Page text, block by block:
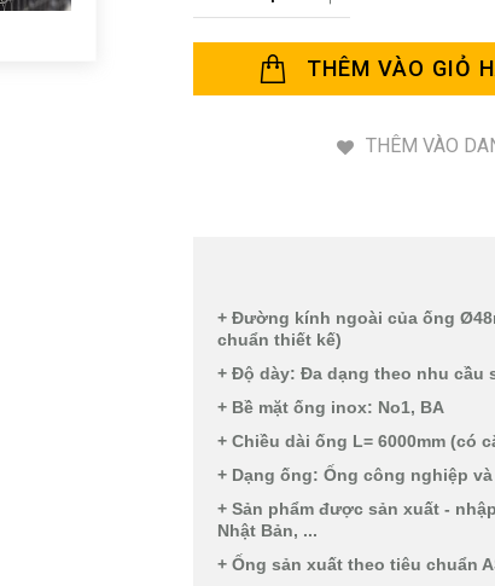
THÊM VÀO GIỎ
THÊM VÀO
+ Đường kính ngoài của ống
chuẩn thiết kế)
+ Độ dày: Đa dạng theo nhu cầu
+ Bề mặt ống inox: No1, BA
+ Chiều dài ống L= 6000mm (có
+ Dạng ống: Ống công nghiệp
+ Sản phẩm được sản xuất -
Nhật Bản, ...
+ Ống sản xuất theo tiêu chuẩn